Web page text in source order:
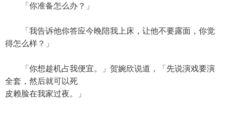
「你准备怎么办？」
「我告诉他你答应今晚陪我上床，让他不要露面，你觉
得怎么样？」
「你想趁机占我便宜。」贺婉欣说道，「先说演戏要演
全套，然后就可以死
皮赖脸在我家过夜。」